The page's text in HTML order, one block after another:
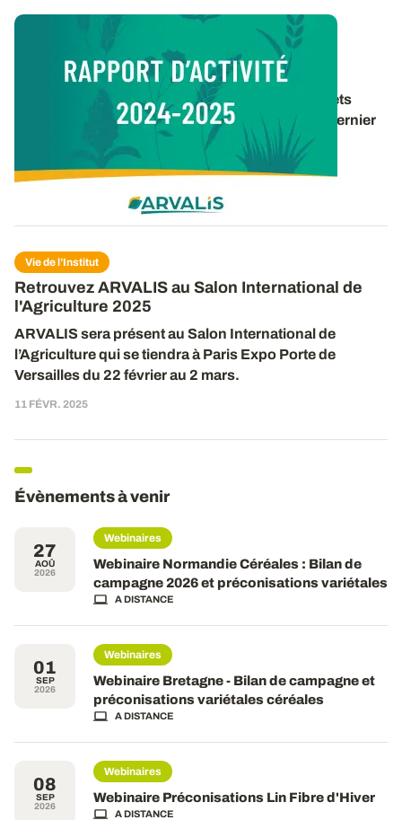
Rapport d’activité 2024-2025
Retrouvez un panorama des travaux et des projets
d’ARVALIS pour la période 2024-2025 dans le dernier
rapport d’activité de l’institut. 40 pages pour
Vie de l’Institut
Retrouvez ARVALIS au Salon International de
l'Agriculture 2025
ARVALIS sera présentau Salon International de
l’Agriculture qui se tiendra à Paris Expo Porte de
Versailles du 22 février au 2 mars.
11 FÉVR. 2025
Évènements à venir
27
AOÛ
2026
Webinaires
Webinaire Normandie Céréales : Bilan de
campagne 2026 et préconisations variétales
A DISTANCE
01
SEP
2026
Webinaires
Webinaire Bretagne - Bilan de campagne et
préconisations variétales céréales
A DISTANCE
08
SEP
2026
Webinaires
Webinaire Préconisations Lin Fibre d'Hiver
A DISTANCE